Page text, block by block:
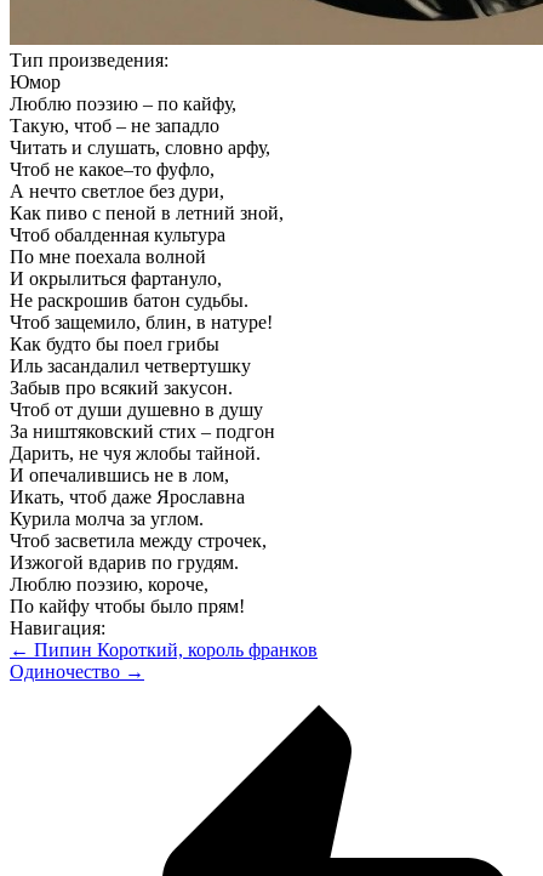
Тип произведения:
Юмор
Люблю поэзию – по кайфу,
Такую, чтоб – не западло
Читать и слушать, словно арфу,
Чтоб не какое–то фуфло,
А нечто светлое без дури,
Как пиво с пеной в летний зной,
Чтоб обалденная культура
По мне поехала волной
И окрылиться фартануло,
Не раскрошив батон судьбы.
Чтоб защемило, блин, в натуре!
Как будто бы поел грибы
Иль засандалил четвертушку
Забыв про всякий закусон.
Чтоб от души душевно в душу
За ништяковский стих – подгон
Дарить, не чуя жлобы тайной.
И опечалившись не в лом,
Икать, чтоб даже Ярославна
Курила молча за углом.
Чтоб засветила между строчек,
Изжогой вдарив по грудям.
Люблю поэзию, короче,
По кайфу чтобы было прям!
Навигация:
← Пипин Короткий, король франков
Одиночество →